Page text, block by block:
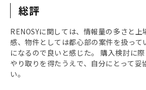
総評
RENOSYに関しては、情報量の多さと
感、物件としては都心部の案件を扱って
になるので良いと感じた。 購入検討に
やり取りを得たうえで、自分にとって妥
い。